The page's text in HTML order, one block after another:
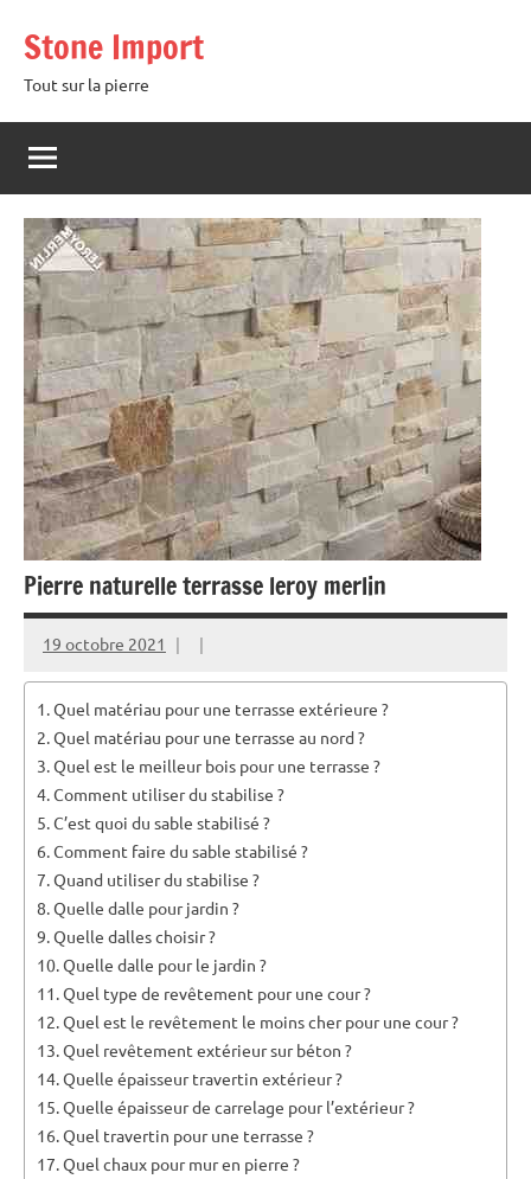
contenu
Stone Import
Tout sur la pierre
Pierre naturelle terrasse leroy merlin
19 octobre 2021
Quel matériau pour une terrasse extérieure ?
Quel matériau pour une terrasse au nord ?
Quel est le meilleur bois pour une terrasse ?
Comment utiliser du stabilise ?
C’est quoi du sable stabilisé ?
Comment faire du sable stabilisé ?
Quand utiliser du stabilise ?
Quelle dalle pour jardin ?
Quelle dalles choisir ?
Quelle dalle pour le jardin ?
Quel type de revêtement pour une cour ?
Quel est le revêtement le moins cher pour une cour ?
Quel revêtement extérieur sur béton ?
Quelle épaisseur travertin extérieur ?
Quelle épaisseur de carrelage pour l’extérieur ?
Quel travertin pour une terrasse ?
Quel chaux pour mur en pierre ?